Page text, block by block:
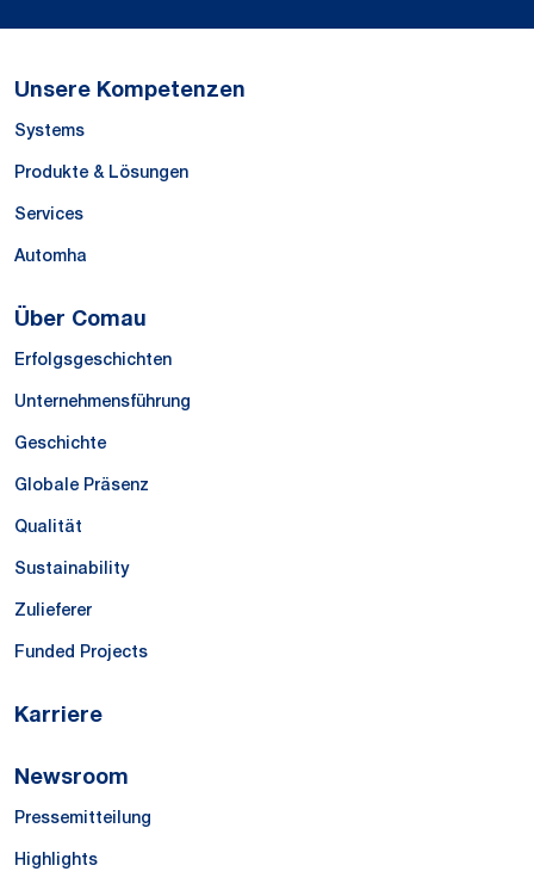
Unsere Kompetenzen
Systems
Produkte & Lösungen
Services
Automha
Über Comau
Erfolgsgeschichten
Unternehmensführung
Geschichte
Globale Präsenz
Qualität
Sustainability
Zulieferer
Funded Projects
Karriere
Newsroom
Pressemitteilung
Highlights